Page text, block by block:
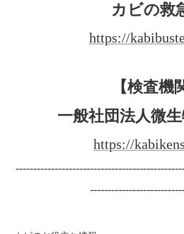
カビの救
https://
【検査機
一般社団法人微
https://